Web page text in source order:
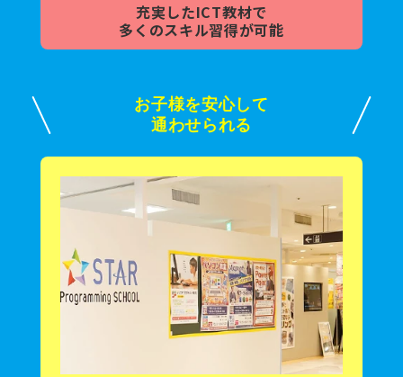
充実したICT教材で
多くのスキル習得が可能
お子様を安心して
通わせられる